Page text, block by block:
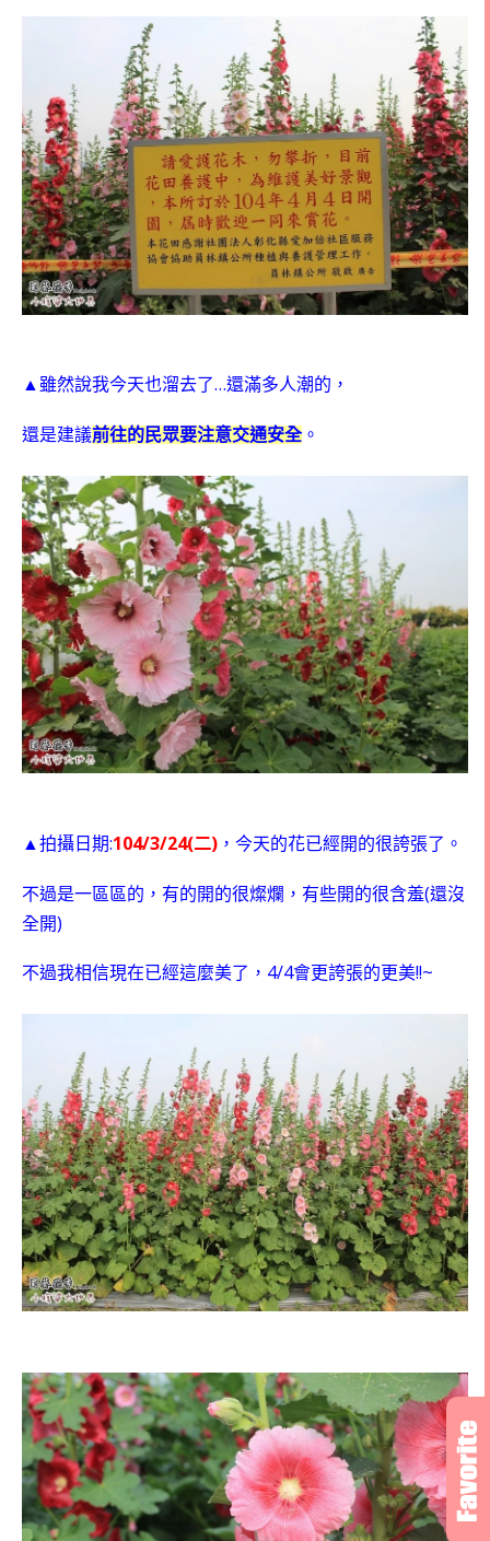
▲雖然說我今天也溜去了…還滿多人潮的，
還是建議前往的民眾要注意交通安全。
▲拍攝日期:104/3/24(二) ，今天的花已經開的很誇張了。
不過是一區區的，有的開的很燦爛，有些開的很含羞(還沒
全開)
不過我相信現在已經這麼美了， 4/4會更誇張的更美!!~